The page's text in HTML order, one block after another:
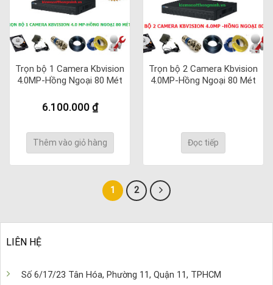
Trọn bộ 1 Camera Kbvision
4.0MP-Hồng Ngoại 80 Mét
6.100.000 ₫
Thêm vào giỏ hàng
Trọn bộ 2 Camera Kbvision
4.0MP-Hồng Ngoại 80 Mét
Đọc tiếp
1 2
LIÊN HỆ
Số 6/17/23 Tân Hóa, Phường 11, Quận 11, TPHCM